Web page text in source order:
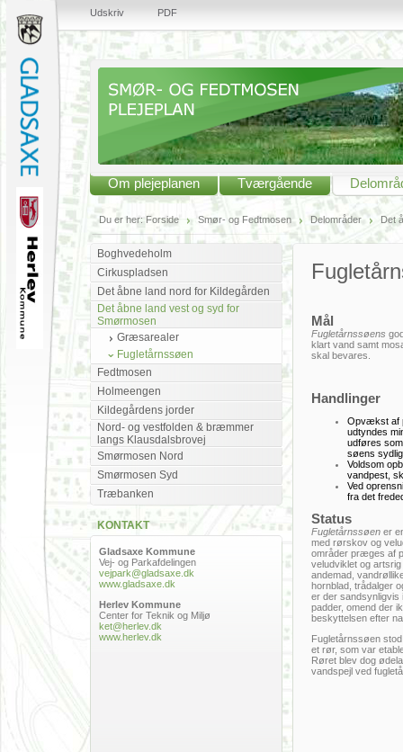
Udskriv PDF
Om plejeplanen Tværgående
Du er her:Forside Smør- og Fedtmosen Delområder Det
Boghvedeholm
Cirkuspladsen
Det åbne land nord for Kildegården
Det åbne land vest og syd for
Smørmosen
Græsarealer
Fugletårnssøen
Fedtmosen
Holmeengen
Kildegårdens jorder
Nord- og vestfolden & bræmmer
langs Klausdalsbrovej
Smørmosen Nord
Smørmosen Syd
Træbanken
KONTAKT
Gladsaxe Kommune
Vej- og Parkafdelingen
vejpark@gladsaxe.dk
www.gladsaxe.dk
Herlev Kommune
Center for Teknik og Miljø
ket@herlev.dk
www.herlev.dk
Mål
Fugletårnssøens
klart vand samt
skal bevares.
Handlinger
Opvækst af
udtyndes
udføres
søens
Voldsom
vandpest,
Ved
fra det
Status
Fugletårnssøen er
med rørskov og
områder præges af
veludviklet og
andemad,
hornblad, trådalger
er der sandsynligvis
padder, omend der
beskyttelsen efter
Fugletårnssøen
et rør, som var
Røret blev dog
vandspejl ved